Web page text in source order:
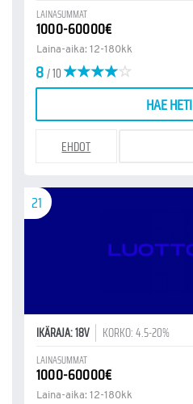
LAINASUMMAT
1000-60000€
Laina-aika: 12-180kk
8/ 10
HAE HETI
EHDOT
21
IKÄRAJA: 18V KORKO: 4.5-20%
LAINASUMMAT
1000-60000€
Laina-aika: 12-180kk